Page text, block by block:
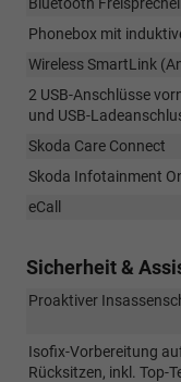
Phonebox mit
Wireless SmartLink
2 USB-Anschlüsse
und USB-
Skoda Care Connect
Skoda Infotainment
eCall
Sicherheit &
Proaktiver
Isofix-Vorbereitung
Rücksitzen, inkl. Top-